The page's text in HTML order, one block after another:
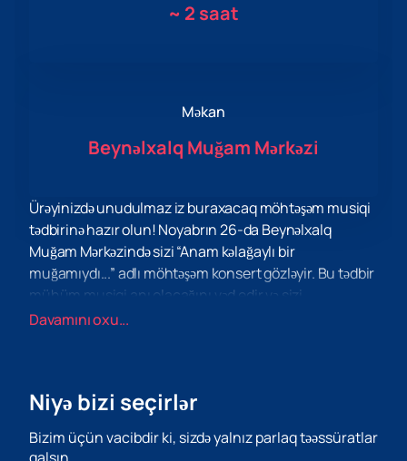
~ 2 saat
Məkan
Beynəlxalq Muğam Mərkəzi
Ürəyinizdə unudulmaz iz buraxacaq möhtəşəm musiqi
tədbirinə hazır olun! Noyabrın 26-da Beynəlxalq
Muğam Mərkəzində sizi “Anam kəlağaylı bir
muğamıydı...” adlı möhtəşəm konsert gözləyir. Bu tədbir
mühüm musiqi anı olacağını vəd edir və sizi
Azərbaycan muğam musiqisi dünyasına qərq edəcək.
ifaçılar sayəsində bütün şöhrəti ilə təqdim olunacaq.
hisslər və duyğular dünyasına qərq olacaqsınız.
Davamını oxu...
Niyə bizi seçirlər
Bizim üçün vacibdir ki, sizdə yalnız parlaq təəssüratlar